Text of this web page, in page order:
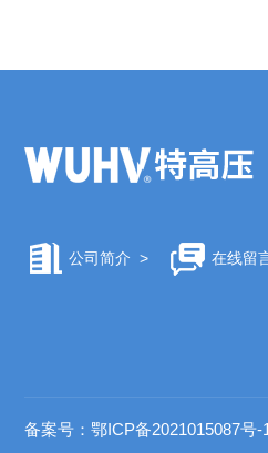
公司简介 > 在线留
备案号：鄂ICP备2021015087号-